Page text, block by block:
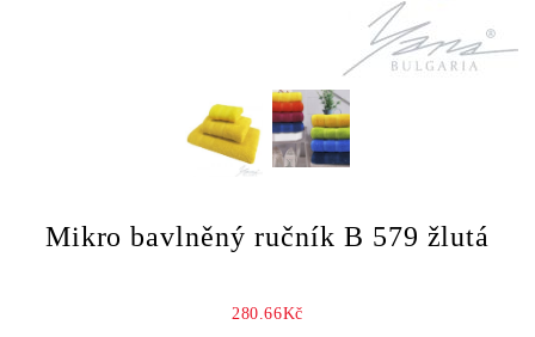
Mikro bavlněný ručník B 579 žlutá
280.66Kč